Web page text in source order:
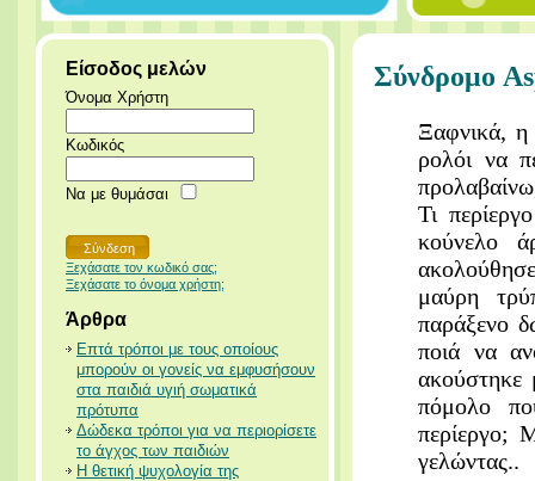
Είσοδος μελών
Όνομα Χρήστη
Κωδικός
Να με θυμάσαι
Ξεχάσατε τον κωδικό σας;
Ξεχάσατε το όνομα χρήστη;
Άρθρα
Επτά τρόποι με τους οποίους
μπορούν οι γονείς να εμφυσήσουν
στα παιδιά υγιή σωματικά
πρότυπα
Δώδεκα τρόποι για να περιορίσετε
το άγχος των παιδιών
Η θετική ψυχολογία της
Σύνδρομο
Ξαφνικά, η
ρολόι να
Τι
κούνελο
μαύρη
παράξενο
ποιά να
ακούστηκε
πόμολο
περίεργο;
γελώντας..